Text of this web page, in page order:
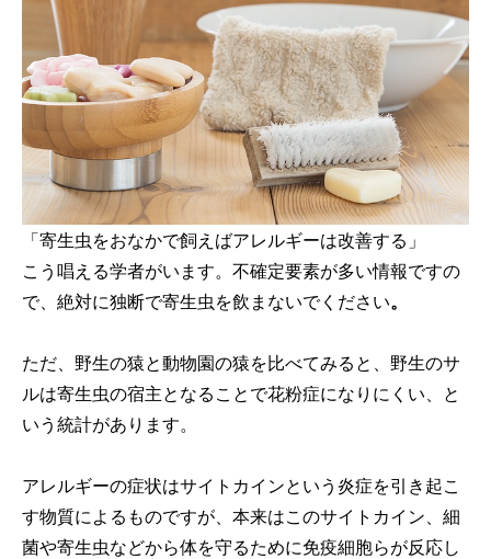
「寄生虫をおなかで飼えばアレルギーは改善する」
こう唱える学者がいます。不確定要素が多い情報ですの
で、絶対に独断で寄生虫を飲まないでください。
ただ、野生の猿と動物園の猿を比べてみると、野生のサ
ルは寄生虫の宿主となることで花粉症になりにくい、と
いう統計があります。
アレルギーの症状はサイトカインという炎症を引き起こ
す物質によるものですが、本来はこのサイトカイン、細
菌や寄生虫などから体を守るために免疫細胞らが反応し